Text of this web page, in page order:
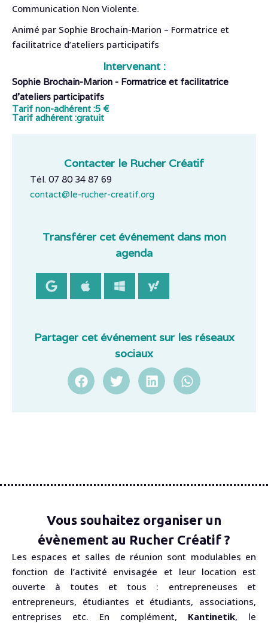
Communication Non Violente.
Animé par Sophie Brochain-Marion – Formatrice et
facilitatrice d’ateliers participatifs
Intervenant :
Sophie Brochain-Marion - Formatrice et facilitatrice
d’ateliers participatifs
Tarif non-adhérent :5 €
Tarif adhérent :gratuit
Contacter le Rucher Créatif
Tél. 07 80 34 87 69
contact@le-rucher-creatif.org
Transférer cet événement dans mon
agenda
Partager cet événement sur les réseaux
sociaux
Vous souhaitez organiser un
évènement au Rucher Créatif ?
Les espaces et salles de réunion sont modulables en
fonction de l’activité envisagée et leur location est
ouverte à toutes et tous : entrepreneuses et
entrepreneurs, étudiantes et étudiants, associations,
entreprises etc. En complément, Kantinetik, le